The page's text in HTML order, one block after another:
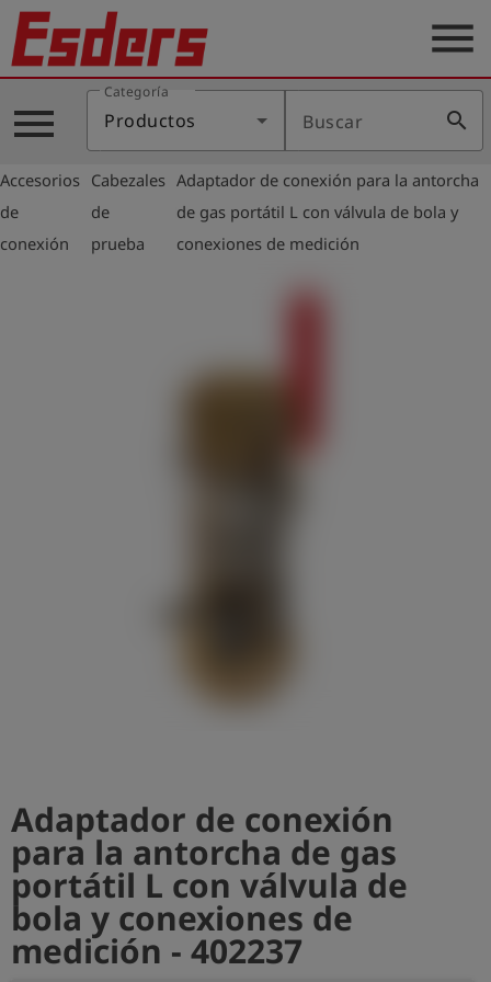
Productos
Blog
Aplicaciones
Soporte
menu
menu
Categoría
Productos Buscar search
Accesorios
de
conexión
arrow_right
Cabezales
de
prueba
arrow_right
Adaptador de conexión para la antorcha
de gas portátil L con válvula de bola y
conexiones de medición
Adaptador de conexión
para la antorcha de gas
portátil L con válvula de
bola y conexiones de
medición - 402237